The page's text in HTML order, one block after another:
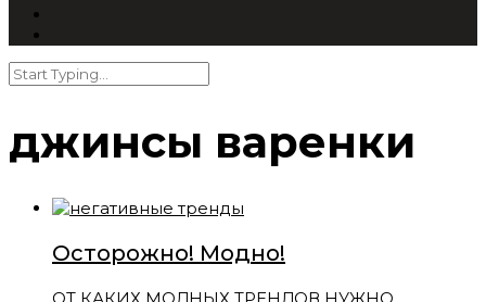
джинсы варенки
Осторожно! Модно!
ОТ КАКИХ МОДНЫХ ТРЕНДОВ НУЖНО